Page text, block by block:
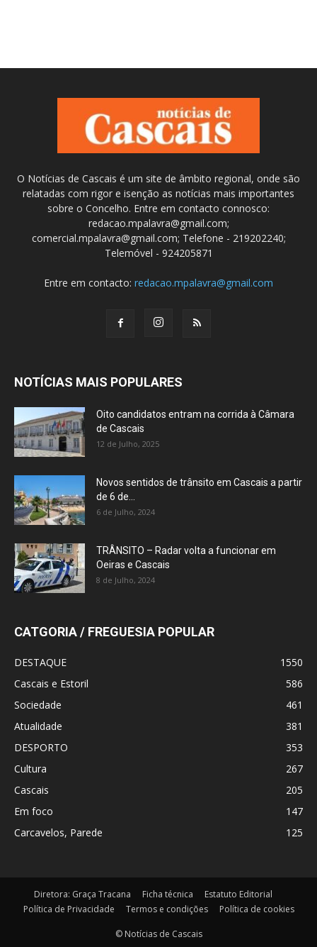
O Notícias de Cascais é um site de âmbito regional, onde são
relatadas com rigor e isenção as notícias mais importantes
sobre o Concelho. Entre em contacto connosco:
redacao.mpalavra@gmail.com;
comercial.mpalavra@gmail.com; Telefone - 219202240;
Telemóvel - 924205871
Entre em contacto: redacao.mpalavra@gmail.com
NOTÍCIAS MAIS POPULARES
Oito candidatos entram na corrida à Câmara
de Cascais
12 de Julho, 2025
Novos sentidos de trânsito em Cascais a partir
de 6 de...
6 de Julho, 2024
TRÂNSITO – Radar volta a funcionar em
Oeiras e Cascais
8 de Julho, 2024
CATGORIA / FREGUESIA POPULAR
DESTAQUE
1550
Cascais e Estoril
586
Sociedade
461
Atualidade
381
DESPORTO
353
Cultura
267
Cascais
205
Em foco
147
Carcavelos, Parede
125
Diretora: Graça Tracana Ficha técnica
Estatuto Editorial
Política de Privacidade
Termos e condições Política de cookies
© Notícias de Cascais